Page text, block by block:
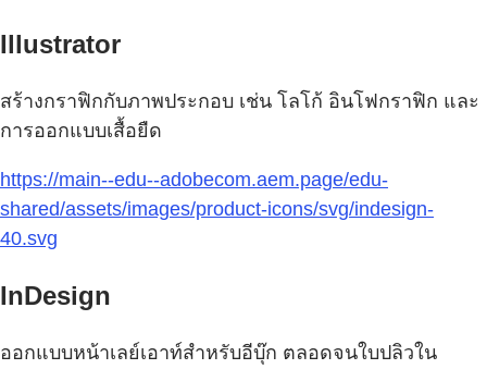
Illustrator
สร้างกราฟิกกับภาพประกอบ เช่น โลโก้ อินโฟกราฟิก และ
การออกแบบเสื้อยืด
https://main--edu--adobecom.aem.page/edu-
shared/assets/images/product-icons/svg/indesign-
40.svg
InDesign
ออกแบบหน้าเลย์เอาท์สำหรับอีบุ๊ก ตลอดจนใบปลิวใน